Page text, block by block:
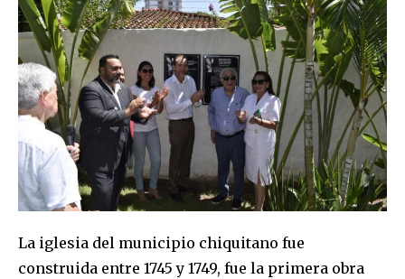
SUBSCRIBE
I've read and accept the Privacy Policy.
La iglesia del municipio chiquitano fue
construida entre 1745 y 1749, fue la primera obra